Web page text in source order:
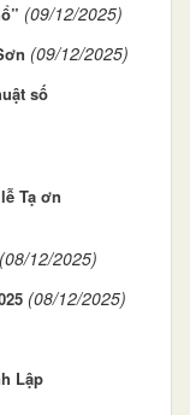
(09/12/2025)
(09/12/2025)
số
Tạ ơn
(08/12/2025)
(08/12/2025)
Lập